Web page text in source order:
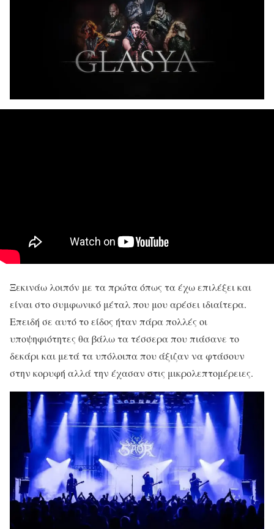
Ξεκινάω λοιπόν με τα πρώτα όπως τα έχω επιλέξει και
είναι στο συμφωνικό μέταλ που μου αρέσει ιδιαίτερα.
Επειδή σε αυτό το είδος ήταν πάρα πολλές οι
υποψηφιότητες θα βάλω τα τέσσερα που πιάσανε το
δεκάρι και μετά τα υπόλοιπα που άξιζαν να φτάσουν
στην κορυφή αλλά την έχασαν στις μικρολεπτομέρειες.